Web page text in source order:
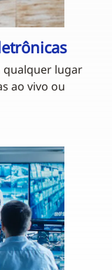
qualquer lugar
ao vivo ou